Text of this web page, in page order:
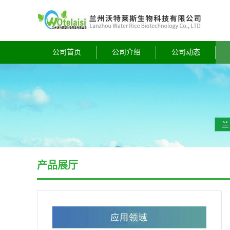
公司首页 公司介绍 公司动态
产品展厅